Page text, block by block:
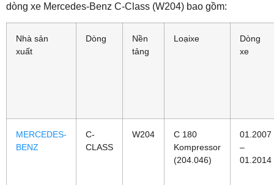
dòng xe Mercedes-Benz C-Class (W204) bao gồm:
Nhà sản
xuất
Dòng
Nền
tảng
Loạixe
Dòng
xe
MERCEDES-
BENZ
C-
CLASS
W204
C 180
Kompressor
(204.046)
01.2007
–
01.2014